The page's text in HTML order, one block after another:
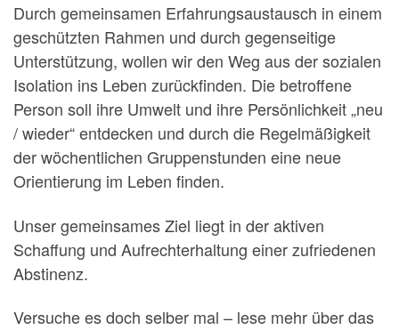
Durch gemeinsamen Erfahrungsaustausch in einem
geschützten Rahmen und durch gegenseitige
Unterstützung, wollen wir den Weg aus der sozialen
Isolation ins Leben zurückfinden. Die betroffene
Person soll ihre Umwelt und ihre Persönlichkeit „neu
/ wieder“ entdecken und durch die Regelmäßigkeit
der wöchentlichen Gruppenstunden eine neue
Orientierung im Leben finden.
Unser gemeinsames Ziel liegt in der aktiven
Schaffung und Aufrechterhaltung einer zufriedenen
Abstinenz.
Versuche es doch selber mal – lese mehr über das